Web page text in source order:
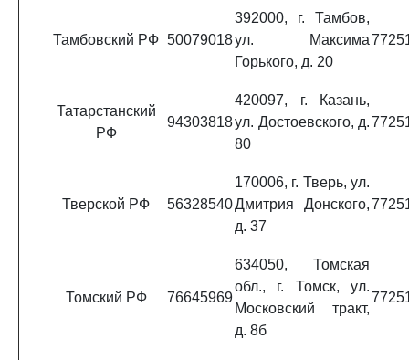
Тамбовский РФ 50079018
392000, г. Тамбов,
ул. Максима
Горького, д. 20
Татарстанский
РФ
94303818
420097, г. Казань,
ул. Достоевского, д.
80
Тверской РФ 56328540
170006, г. Тверь, ул.
Дмитрия Донского,
д. 37
Томский РФ 76645969
634050, Томская
обл., г. Томск, ул.
Московский тракт,
д. 8б